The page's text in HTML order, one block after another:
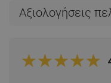
Αξιολογήσεις